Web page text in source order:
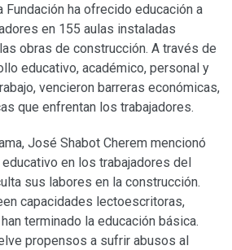
Fundación ha ofrecido educación a
en 155 aulas instaladas
obras de construcción. A través de
educativo, académico, personal y
vencieron barreras económicas,
que enfrentan los trabajadores.
José Shabot Cherem mencionó
en los trabajadores del
sus labores en la construcción.
capacidades lectoescritoras,
terminado la educación básica.
propensos a sufrir abusos al